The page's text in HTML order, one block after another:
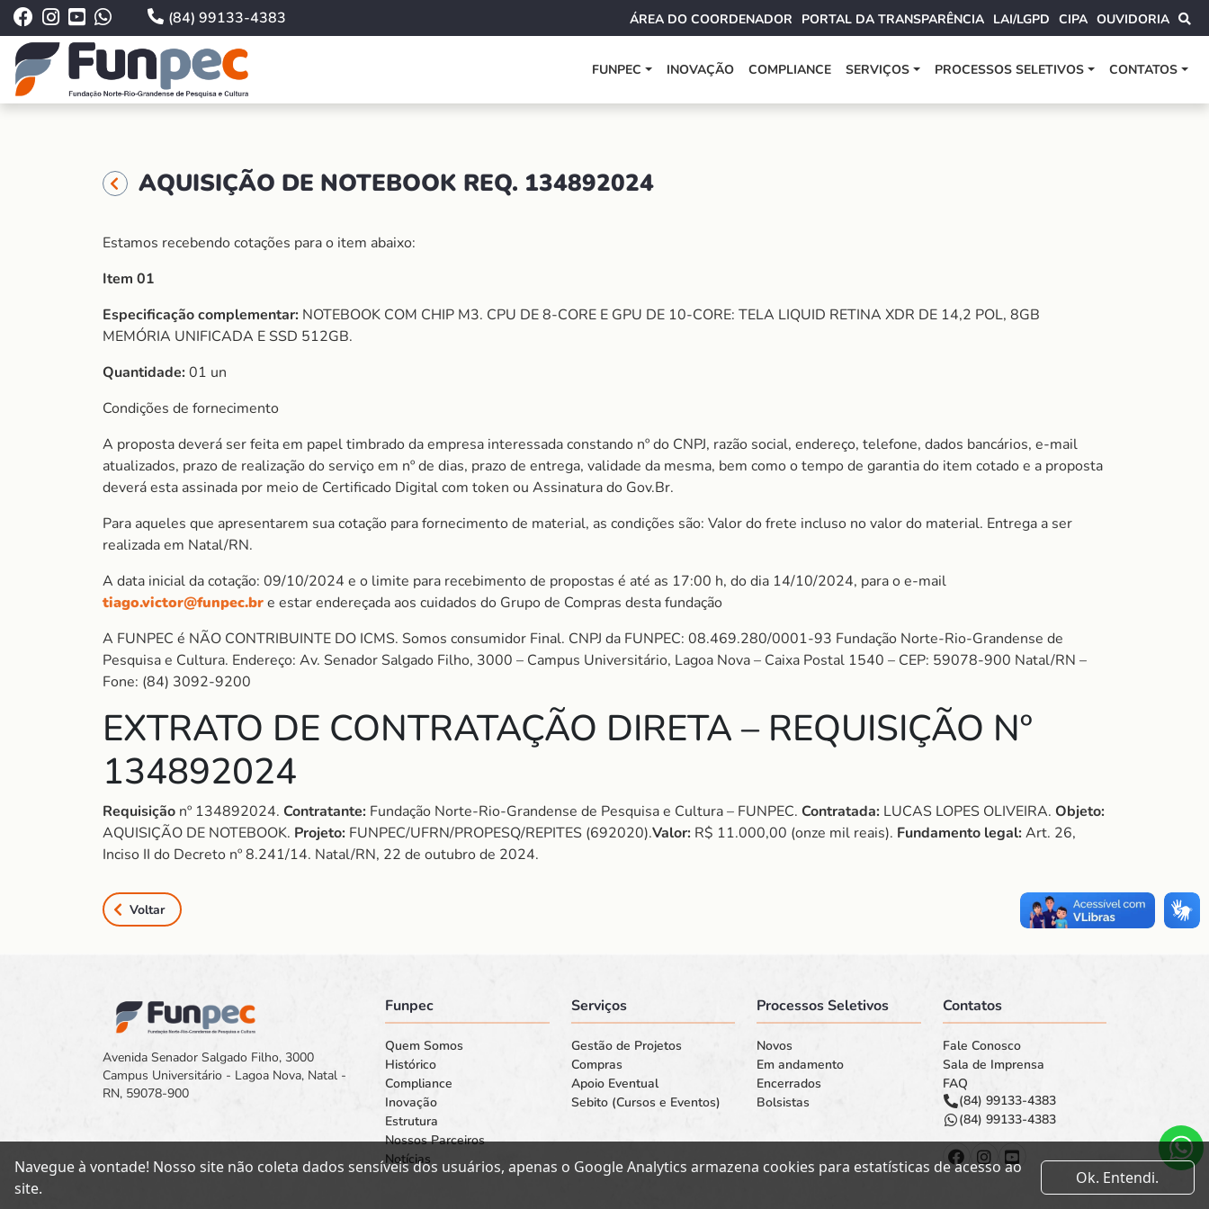
(84) 99133-4383 ÁREA DO COORDENADOR PORTAL DA TRANSPARÊNCIA LAI/LGPD CIPA OUVIDORIA
FUNPEC INOVAÇÃO COMPLIANCE SERVIÇOS PROCESSOS SELETIVOS CONTATOS
AQUISIÇÃO DE NOTEBOOK REQ. 134892024
Estamos recebendo cotações para o item abaixo:
Item 01
Especificação complementar: NOTEBOOK COM CHIP M3. CPU DE 8-CORE E GPU DE 10-CORE: TELA LIQUID RETINA XDR DE 14,2 POL, 8GB
MEMÓRIA UNIFICADA E SSD 512GB.
Quantidade:01 un
Condições de fornecimento
A proposta deverá ser feita em papel timbrado da empresa interessada constando nº do CNPJ, razão social, endereço, telefone, dados bancários, e-mail
atualizados, prazo de realização do serviço em nº de dias, prazo de entrega, validade da mesma, bem como o tempo de garantia do item cotado e a proposta
deverá esta assinada por meio de Certificado Digital com token ou Assinatura do Gov.Br.
Para aqueles que apresentarem sua cotação para fornecimento de material, as condições são: Valor do frete incluso no valor do material. Entrega a ser
realizada em Natal/RN.
A data inicial da cotação: 09/10/2024 e o limite para recebimento de propostas é até as 17:00 h, do dia 14/10/2024, para o e-mail
tiago.victor@funpec.bre estar endereçada aos cuidados do Grupo de Compras desta fundação
A FUNPEC é NÃO CONTRIBUINTE DO ICMS. Somos consumidor Final. CNPJ da FUNPEC: 08.469.280/0001-93 Fundação Norte-Rio-Grandense de
Pesquisa e Cultura. Endereço: Av. Senador Salgado Filho, 3000 – Campus Universitário, Lagoa Nova – Caixa Postal 1540 – CEP: 59078-900 Natal/RN –
Fone: (84) 3092-9200
EXTRATO DE CONTRATAÇÃO DIRETA – REQUISIÇÃO Nº
134892024
Requisição nº 134892024. Contratante: Fundação Norte-Rio-Grandense de Pesquisa e Cultura – FUNPEC. Contratada: LUCAS LOPES OLIVEIRA. Objeto:
AQUISIÇÃO DE NOTEBOOK. Projeto: FUNPEC/UFRN/PROPESQ/REPITES (692020).Valor: R$ 11.000,00 (onze mil reais). Fundamento legal:Art. 26,
Inciso II do Decreto nº 8.241/14. Natal/RN, 22 de outubro de 2024.
Voltar
Avenida Senador Salgado Filho, 3000
Campus Universitário - Lagoa Nova, Natal -
RN, 59078-900
Funpec
Quem Somos
Histórico
Compliance
Inovação
Estrutura
Nossos Parceiros
Notícias
Serviços
Gestão de Projetos
Compras
Apoio Eventual
Sebito (Cursos e Eventos)
Processos Seletivos
Novos
Em andamento
Encerrados
Bolsistas
Contatos
Fale Conosco
Sala de Imprensa
FAQ
(84) 99133-4383
(84) 99133-4383
Navegue à vontade! Nosso site não coleta dados sensíveis dos usuários, apenas o Google Analytics armazena cookies para estatísticas de acesso ao
site.
Ok. Entendi.